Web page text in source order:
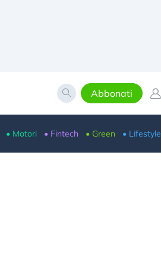
Abbonati
• Motori • Fintech • Green • Lifestyle